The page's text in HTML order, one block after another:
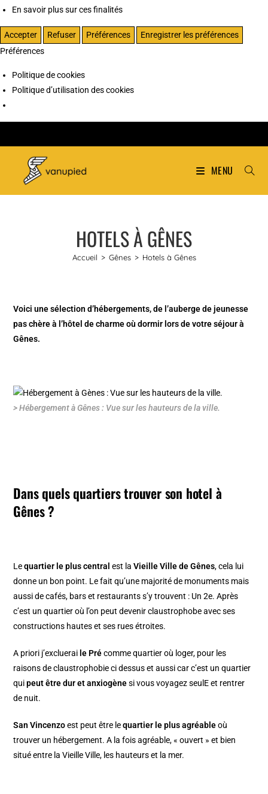
En savoir plus sur ces finalités
Accepter Refuser Préférences
Enregistrer les préférences
Préférences
Politique de cookies
Politique d’utilisation des cookies
MENU
HOTELS À GÊNES
Accueil > Gênes > Hotels à Gênes
Voici une sélection d’hébergements, de l’auberge de jeunesse
pas chère à l’hôtel de charme où dormir lors de votre séjour à
Gênes.
> Hébergement à Gênes : Vue sur les hauteurs de la ville.
Dans quels quartiers trouver son hotel à
Gênes ?
Lequartier le plus central est laVieille Ville de Gênes, cela lui
donne un bon point. Le fait qu’une majorité de monuments mais
aussi de cafés, bars et restaurants s’y trouvent : Un 2e. Après
c’est un quartier où l’on peut devenir claustrophobe avec ses
constructions hautes et ses rues étroites.
A priori j’excluerai le Précomme quartier où loger, pour les
raisons de claustrophobie ci dessus et aussi car c’est un quartier
quipeut être dur et anxiogènesi vous voyagez seulE et rentrer
de nuit.
San Vincenzoest peut être lequartier le plus agréableoù
trouver un hébergement. A la fois agréable, « ouvert » et bien
situé entre la Vieille Ville, les hauteurs et la mer.